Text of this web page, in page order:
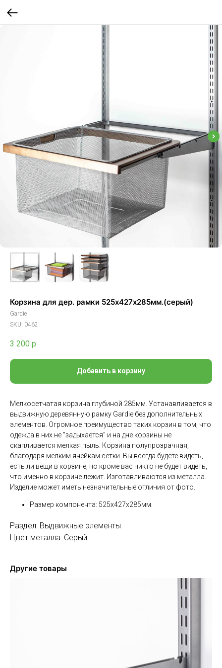
Корзина для дер. рамки 525х427х285мм.(серый)
Gardie
SKU: 0462
3 200 р.
Добавить в корзину
Мелкосетчатая корзина глубиной 285мм. Устанавливается в
выдвижную деревянную рамку Gardie без дополнительных
элементов. Огромное преимущество таких корзин в том, что
одежда в них не "задыхается" и на дне корзины не
скапливается мелкая пыль. Корзина полупрозрачная,
благодаря мелким ячейкам сетки. Вы всегда будете видеть,
есть ли вещи в корзине, но кроме вас никто не будет видеть,
что именно в корзине лежит. Изготавливаются из металла.
Изделие может иметь незначительные отличия от фото.
Размер компонента: 525х427х285мм.
Раздел: Выдвижные элементы
Цвет металла: Серый
Другие товары